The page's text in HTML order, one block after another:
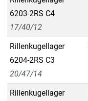
6203-2RS C4
17/40/12
Rillenkugellager
6204-2RS C3
20/47/14
Rillenkugellager